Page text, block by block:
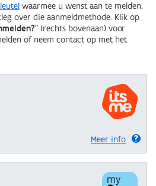
waarmee u wenst aan te melden.
over die aanmeldmethode. Klik op
" (rechts bovenaan) voor
of neem contact op met het
Meer info